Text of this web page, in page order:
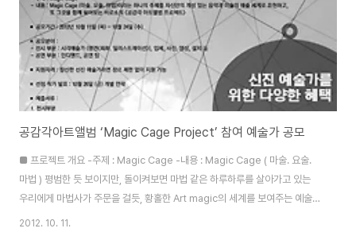
공감각아트앨범 ‘Magic Cage Project’ 참여 예술가 공모
■ 프로젝트 개요 -주제 : Magic Cage -내용 : Magic Cage ( 마술. 요술.
마법 ) 평범한 듯 보이지만, 돌이켜보면 마법 같은 하루하루를 살아가고 있는
우리에게 마법사가 주문을 걸듯, 황홀한 Art magic의 세계를 보여주는 예술가
들을 만나본다.하나의 주제를 자신만의 개성 있는 음악과 미술의 예술 세계로
2012. 10. 11.